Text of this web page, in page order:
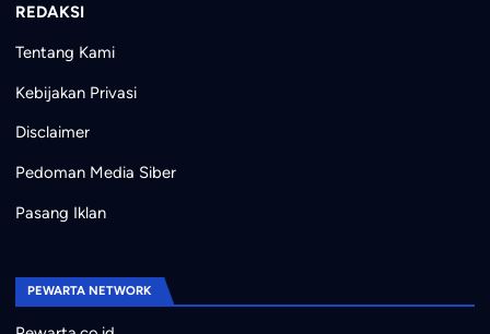
REDAKSI
Tentang Kami
Kebijakan Privasi
Disclaimer
Pedoman Media Siber
Pasang Iklan
PEWARTA NETWORK